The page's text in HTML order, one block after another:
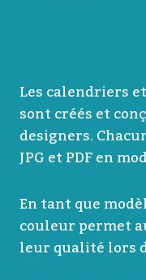
Les calendriers
sont créés et
designers.
JPG et PDF en
En tant que
couleur permet
leur qualité lors